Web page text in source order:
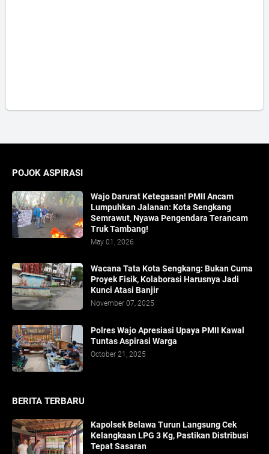
POJOK ASPIRASI
Wajo Darurat Ketegasan! PMII Ancam
Lumpuhkan Jalanan: Kota Sengkang
Semrawut, Nyawa Pengendara Terancam
Truk Tambang!
May 01, 2026
​Wacana Tata Kota Sengkang: Bukan Cuma
Proyek Fisik, Kolaborasi Harusnya Jadi
Kunci Atasi Banjir
November 07, 2025
Polres Wajo Apresiasi Upaya PMII Kawal
Tuntas Aspirasi Warga
October 21, 2025
BERITA TERBARU
Kapolsek Belawa Turun Langsung Cek
Kelangkaan LPG 3 Kg, Pastikan Distribusi
Tepat Sasaran